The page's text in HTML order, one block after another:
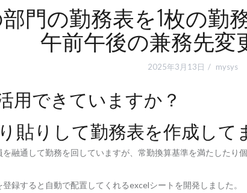
門の勤務表を1枚の勤
午前午後の兼務先変
2025年3月13日 mysys
用できていますか？
貼りして勤務表を作成して
融通して勤務を回していますが、常勤換算基準を満たした
録すると自動で配置してくれるexcelシートを開発しました。